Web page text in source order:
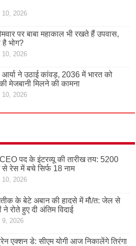
10, 2026
पर बाबा महाकाल भी रखते हैं उपवास,
भोग?
10, 2026
आर्या ने उठाई कांवड़, 2036 में भारत को
मेजबानी मिलने की कामना
10, 2026
CEO पद के इंटरव्यू की तारीख तय: 5200
रेस में बचे सिर्फ 18 नाम
10, 2026
के बेटे अबान की हादसे में मौ/त: जेल से
रोते हुए दी अंतिम विदाई
9, 2026
एक्शन डे: सीएम योगी आज निकालेंगे तिरंगा